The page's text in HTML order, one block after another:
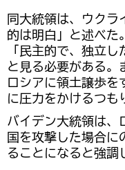
同大統領は、ウクラ
的は明白」と述べた
「民主的で、独立
と見る必要がある。
ロシアに領土譲歩を
に圧力をかけるつも
バイデン大統領は、
国を攻撃した場合に
ることになると強調